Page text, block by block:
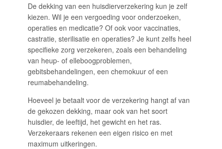
De dekking van een huisdierverzekering kun je zelf
kiezen. Wil je een vergoeding voor onderzoeken,
operaties en medicatie? Of ook voor vaccinaties,
castratie, sterilisatie en operaties? Je kunt zelfs heel
specifieke zorg verzekeren, zoals een behandeling
van heup- of elleboogproblemen,
gebitsbehandelingen, een chemokuur of een
reumabehandeling.
Hoeveel je betaalt voor de verzekering hangt af van
de gekozen dekking, maar ook van het soort
huisdier, de leeftijd, het gewicht en het ras.
Verzekeraars rekenen een eigen risico en met
maximum uitkeringen.